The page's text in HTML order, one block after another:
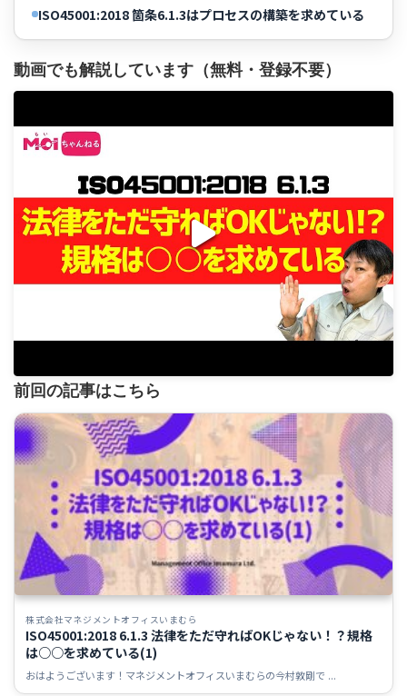
ISO45001:2018 箇条6.1.3はプロセスの構築を求めている
動画でも解説しています（無料・登録不要）
前回の記事はこちら
株式会社マネジメントオフィスいまむら
ISO45001:2018 6.1.3 法律をただ守ればOKじゃない！？規格
は○○を求めている(1)
おはようございます！マネジメントオフィスいまむらの今村敦剛で ...